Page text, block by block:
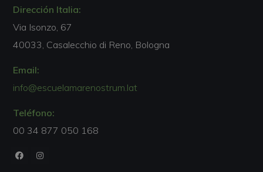
Dirección Italia:
Via Isonzo, 67
40033, Casalecchio di Reno, Bologna
Email:
info@escuelamarenostrum.lat
Teléfono:
00 34 877 050 168